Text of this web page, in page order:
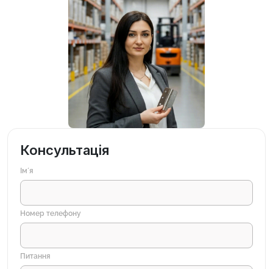
Консультація
Імʼя
Номер телефону
Питання